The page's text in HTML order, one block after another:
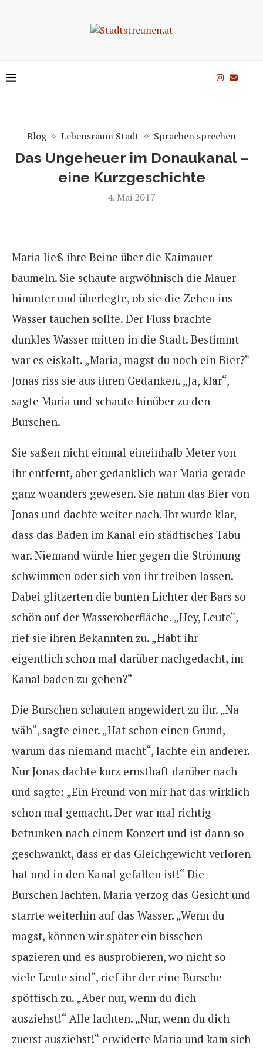
Blog Lebensraum Stadt Sprachen sprechen
Das Ungeheuer im Donaukanal –
eine Kurzgeschichte
4. Mai 2017
Maria ließ ihre Beine über die Kaimauer
baumeln. Sie schaute argwöhnisch die Mauer
hinunter und überlegte, ob sie die Zehen ins
Wasser tauchen sollte. Der Fluss brachte
dunkles Wasser mitten in die Stadt. Bestimmt
war es eiskalt. „Maria, magst du noch ein Bier?“
Jonas riss sie aus ihren Gedanken. „Ja, klar“,
sagte Maria und schaute hinüber zu den
Burschen.
Sie saßen nicht einmal eineinhalb Meter von
ihr entfernt, aber gedanklich war Maria gerade
ganz woanders gewesen. Sie nahm das Bier von
Jonas und dachte weiter nach. Ihr wurde klar,
dass das Baden im Kanal ein städtisches Tabu
war. Niemand würde hier gegen die Strömung
schwimmen oder sich von ihr treiben lassen.
Dabei glitzerten die bunten Lichter der Bars so
schön auf der Wasseroberfläche. „Hey, Leute“,
rief sie ihren Bekannten zu. „Habt ihr
eigentlich schon mal darüber nachgedacht, im
Kanal baden zu gehen?“
Die Burschen schauten angewidert zu ihr. „Na
wäh“, sagte einer. „Hat schon einen Grund,
warum das niemand macht“, lachte ein anderer.
Nur Jonas dachte kurz ernsthaft darüber nach
und sagte: „Ein Freund von mir hat das wirklich
schon mal gemacht. Der war mal richtig
betrunken nach einem Konzert und ist dann so
geschwankt, dass er das Gleichgewicht verloren
hat und in den Kanal gefallen ist!“ Die
Burschen lachten. Maria verzog das Gesicht und
starrte weiterhin auf das Wasser. „Wenn du
magst, können wir später ein bisschen
spazieren und es ausprobieren, wo nicht so
viele Leute sind“, rief ihr der eine Bursche
spöttisch zu. „Aber nur, wenn du dich
ausziehst!“ Alle lachten. „Nur, wenn du dich
zuerst ausziehst!“ erwiderte Maria und kam sich